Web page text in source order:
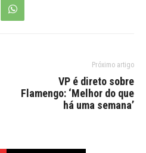
Próximo artigo
VP é direto sobre
Flamengo: ‘Melhor do que
há uma semana’